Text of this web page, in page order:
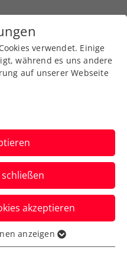
Kitzbühel:
Topstar Casper
ATP-Turnier in
Redaktion, 19.07.2024
verwendet. Einige
während es uns andere
auf unserer Webseite
akzeptieren
grundlegende
anzeigen